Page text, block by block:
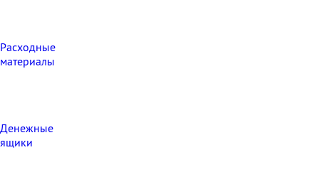
Расходные
материалы
Денежные
ящики